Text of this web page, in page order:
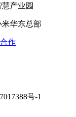
产业园
华东总部
作
号-1